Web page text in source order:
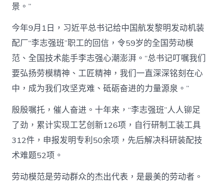
景。”
今年9月1日，习近平总书记给中国航发黎明发动机装
配厂“李志强班”职工的回信，令59岁的全国劳动模
范、全国技术能手李志强心潮澎湃。“总书记叮嘱我们
要弘扬劳模精神、工匠精神，我们一直深深铭刻在心
中，成为我们攻坚克难、砥砺奋进的力量源泉。”
殷殷嘱托，催人奋进。十年来，“李志强班”人人铆足
了劲，累计实现工艺创新126项，自行研制工装工具
312件，申报发明专利50余项，先后解决科研装配技
术难题52项。
劳动模范是劳动群众的杰出代表，是最美的劳动者。